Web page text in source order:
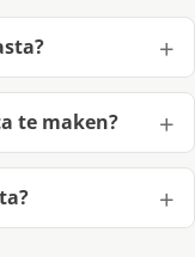
te maken?